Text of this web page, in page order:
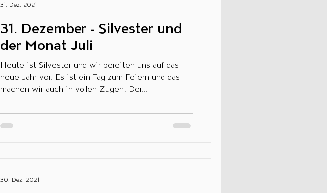
31. Dezember - Silvester und
der Monat Juli
Heute ist Silvester und wir bereiten uns auf das
neue Jahr vor. Es ist ein Tag zum Feiern und das
machen wir auch in vollen Zügen! Der...
31. Dez. 2021
30. Dez. 2021